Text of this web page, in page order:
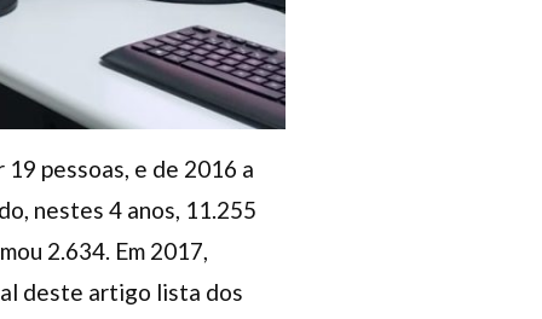
pessoas, e de 2016 a
nestes 4 anos, 11.255
2.634. Em 2017,
deste artigo lista dos